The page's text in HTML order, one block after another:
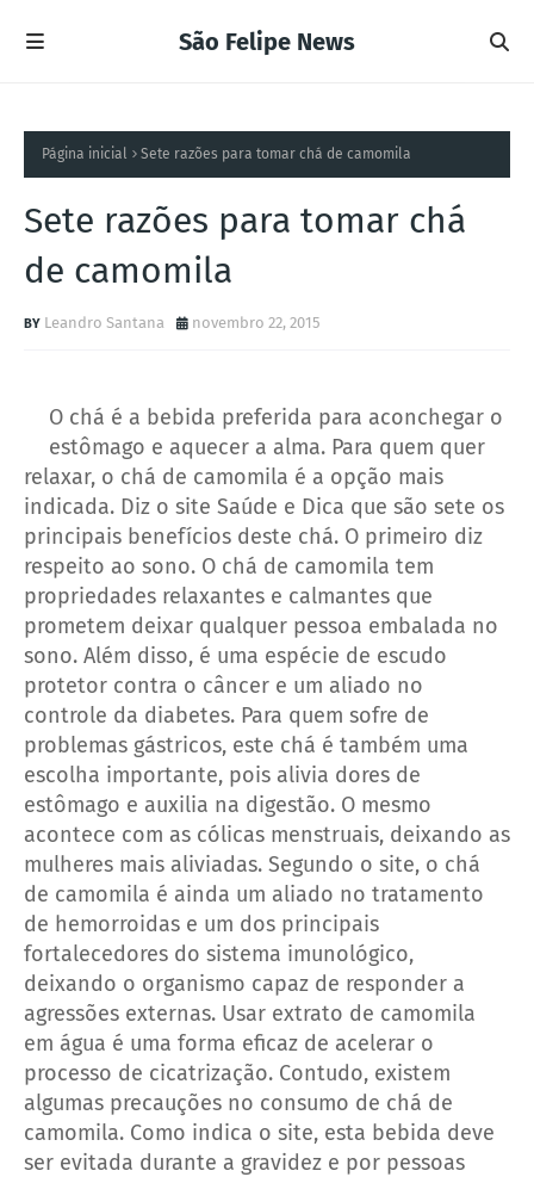
São Felipe News
Página inicial Sete razões para tomar chá de camomila
Sete razões para tomar chá
de camomila
Leandro Santana novembro 22, 2015
O chá é a bebida preferida para aconchegar o
estômago e aquecer a alma. Para quem quer
relaxar, o chá de camomila é a opção mais
indicada. Diz o site Saúde e Dica que são sete os
principais benefícios deste chá. O primeiro diz
respeito ao sono. O chá de camomila tem
propriedades relaxantes e calmantes que
prometem deixar qualquer pessoa embalada no
sono. Além disso, é uma espécie de escudo
protetor contra o câncer e um aliado no
controle da diabetes. Para quem sofre de
problemas gástricos, este chá é também uma
escolha importante, pois alivia dores de
estômago e auxilia na digestão. O mesmo
acontece com as cólicas menstruais, deixando as
mulheres mais aliviadas. Segundo o site, o chá
de camomila é ainda um aliado no tratamento
de hemorroidas e um dos principais
fortalecedores do sistema imunológico,
deixando o organismo capaz de responder a
agressões externas. Usar extrato de camomila
em água é uma forma eficaz de acelerar o
processo de cicatrização. Contudo, existem
algumas precauções no consumo de chá de
camomila. Como indica o site, esta bebida deve
ser evitada durante a gravidez e por pessoas